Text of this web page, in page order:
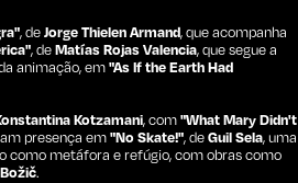
, deJorge Thielen Armand, que acompanha
, deMatías Rojas Valencia, que segue a
animação, em"As If the Earth Had
Kotzamani, com"What Mary Didn't
presença em"No Skate!", deGuil Sela, uma
como metáfora e refúgio, com obras como
.